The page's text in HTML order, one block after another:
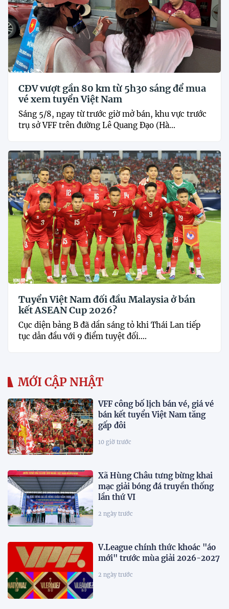
CĐV vượt gần 80 km từ 5h30 sáng để mua
vé xem tuyển Việt Nam
Sáng 5/8, ngay từ trước giờ mở bán, khu vực trước
trụ sở VFF trên đường Lê Quang Đạo (Hà...
Tuyển Việt Nam đối đầu Malaysia ở bán
kết ASEAN Cup 2026?
Cục diện bảng B đã dần sáng tỏ khi Thái Lan tiếp
tục dẫn đầu với 9 điểm tuyệt đối....
MỚI CẬP NHẬT
VFF công bố lịch bán vé, giá vé
bán kết tuyển Việt Nam tăng
gấp đôi
10 giờ trước
Xã Hùng Châu tưng bừng khai
mạc giải bóng đá truyền thống
lần thứ VI
2 ngày trước
V.League chính thức khoác "áo
mới" trước mùa giải 2026-2027
2 ngày trước